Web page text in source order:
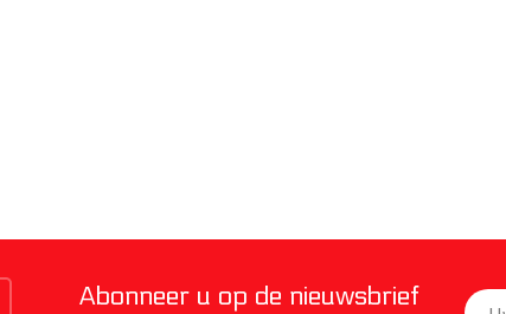
Abonneer u op de nieuwsbrief